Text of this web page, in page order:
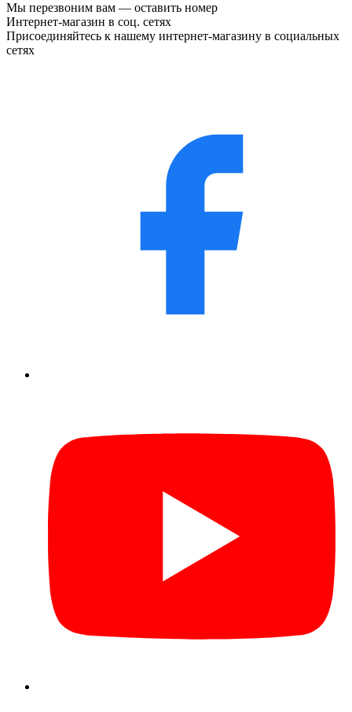
Мы перезвоним вам — оставить номер
Интернет-магазин в соц. сетях
Присоединяйтесь к нашему интернет-магазину в социальных
сетях